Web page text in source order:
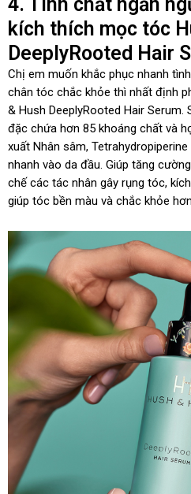
kích thích mọc tóc
DeeplyRooted Hair
Chị em muốn khắc phục nhanh
chân tóc chắc khỏe thì nhất định
& Hush DeeplyRooted Hair
đặc chứa hơn 85 khoáng chất và
xuất Nhân sâm,
nhanh vào da đầu. Giúp tăng
chế các tác nhân gây rụng tóc,
giúp tóc bền màu và chắc khỏe